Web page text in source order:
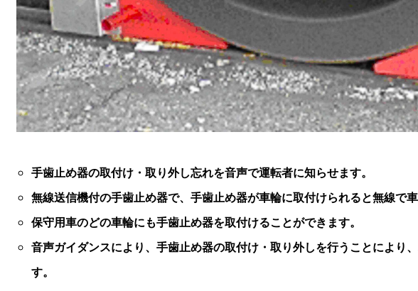
手歯止め器の取付け・取り外し忘れを音声で運転者に知らせます。
無線送信機付の手歯止め器で、手歯止め器が車輪に取付けられると無線で車
保守用車のどの車輪にも手歯止め器を取付けることができます。
音声ガイダンスにより、手歯止め器の取付け・取り外しを行うことにより
す。